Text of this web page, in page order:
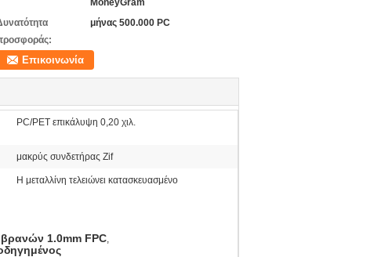
MoneyGram
μήνας 500.000 PC
Επικοινωνία
PC/PET επικάλυψη 0,20 χιλ.
μακρύς συνδετήρας Zif
Η μεταλλίνη τελειώνει κατασκευασμένο
1.0mm FPC,